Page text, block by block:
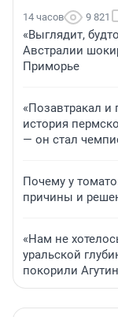
14 часов 9 821
«Выглядит,
Австралии
Приморье
«Позавтракал
история
— он стал
Почему у
причины и
«Нам не
уральской
покорили